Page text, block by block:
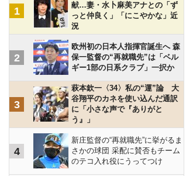
1
献…妻・水卜麻美アナとの「ず
っと仲良く」「にこやかな」近
況
2
欧州初の日本人指揮官誕生へ 森
保一監督の“再就職先”は「ベル
ギー1部の日系クラブ」一択か
3
萩本欽一〈34〉私の“運”論 大
谷翔平のカネを使い込んだ通訳
に「小さな声で『ありがと
う』」
4
新庄監督の“再就職先”に挙がるま
さかの球団 采配に賛否もチーム
のテコ入れ役にうってつけ